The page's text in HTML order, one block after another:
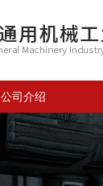
公司介绍